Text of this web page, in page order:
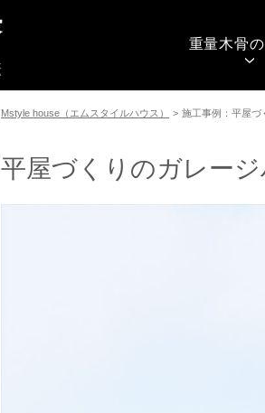
重量木骨
Mstyle house（エムスタイルハウス） > 施工事例：平屋づ
平屋づくりのガレージ